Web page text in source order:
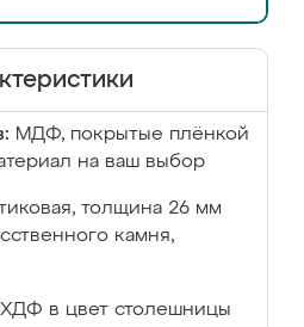
МДФ, покрытые плёнкой
на ваш выбор
толщина 26 мм
камня,
ХДФ в цвет столешницы